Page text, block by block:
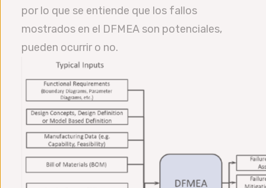
por lo que se entiende que los fallos
mostrados en el DFMEA son potenciales,
pueden ocurrir o no.